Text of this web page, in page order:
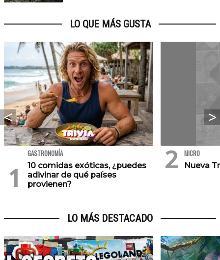
LO QUE MÁS GUSTA
GASTRONOMÍA
10 comidas exóticas, ¿puedes
adivinar de qué países
provienen?
MICRO
Nueva
LO MÁS DESTACADO